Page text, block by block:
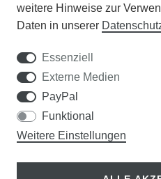
WISSENSWERTES
DER WEG ZUM
Samen Rohde GmbH
weitere Hinweise zur
Daten in unserer
Essenziell
Externe Medien
PayPal
Funktional
Weitere Einstellungen